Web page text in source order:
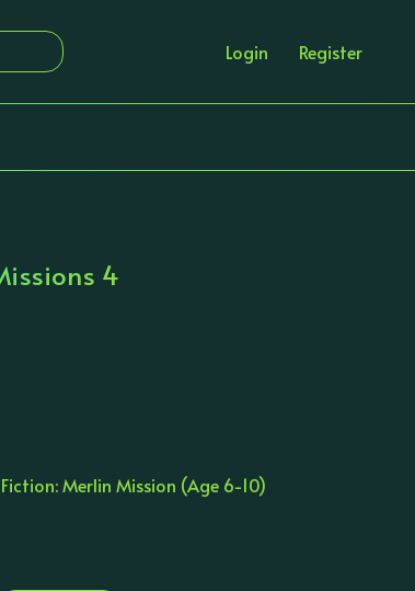
Login Register
4
Merlin Mission (Age 6-10)